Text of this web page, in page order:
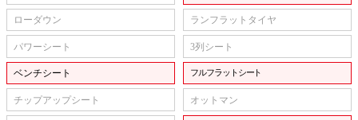
ローダウン ランフラットタイヤ
パワーシート 3列シート
ベンチシート フルフラットシート
チップアップシート オットマン